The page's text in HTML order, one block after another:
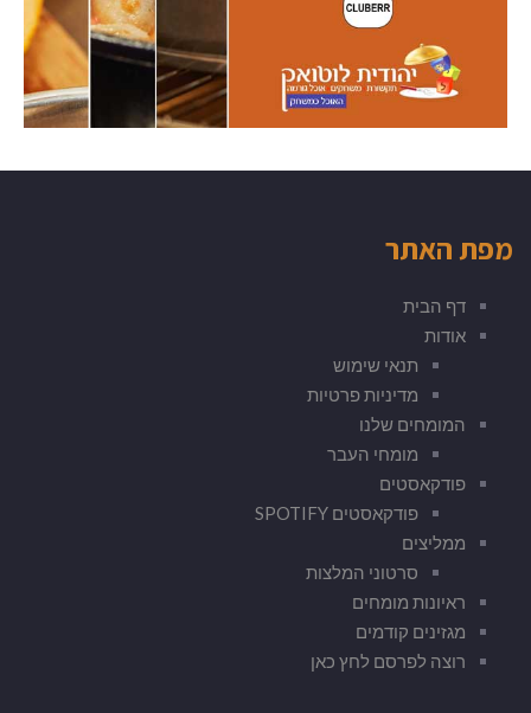
מפת האתר
דף הבית
אודות
תנאי שימוש
מדיניות פרטיות
המומחים שלנו
מומחי העבר
פודקאסטים
פודקאסטים SPOTIFY
ממליצים
סרטוני המלצות
ראיונות מומחים
מגזינים קודמים
רוצה לפרסם לחץ כאן